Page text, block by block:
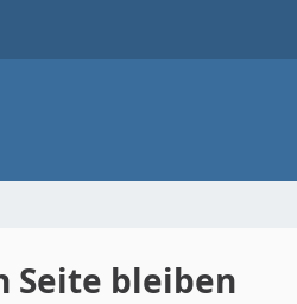
Seite bleiben